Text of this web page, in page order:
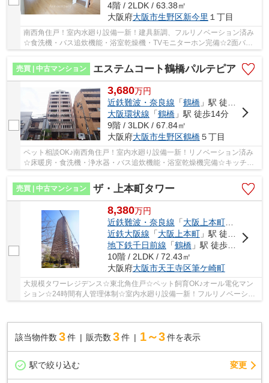
4階 / 2LDK / 63.38㎡
大阪府大阪市生野区新今里 １丁目
南西角住戸！室内水廻り設備一新！建具新調、フルリノベーション済み
☆食洗機・バス追炊機能・浴室乾燥機・TVモニターホン完備☆2面バル
売買 | 中古マンション
エステムコート鶴橋パルテピア
3,680万円
近鉄難波・奈良線 「鶴橋」駅 徒歩12分
大阪環状線 「鶴橋」駅 徒歩14分
9階 / 3LDK / 67.84㎡
大阪府大阪市生野区鶴橋５丁目
ペット相談OK♪南西角住戸！室内水廻り設備一新！リノベーション済み
☆床暖房・食洗機・浄水器・バス追炊機能・浴室乾燥機完備☆キッチ
売買 | 中古マンション
ザ・上本町タワー
8,380万円
近鉄難波・奈良線 「大阪上本町」駅 徒歩9
近鉄大阪線 「大阪上本町」駅 徒歩9分
地下鉄千日前線 「鶴橋」駅 徒歩8分
10階 / 2LDK / 72.43㎡
大阪府大阪市天王寺区筆ケ崎町
大規模タワーレジデンス☆東北角住戸☆ペット飼育OK♪オール電化マン
ション☆24時間有人管理体制☆室内水廻り設備一新！フルリノベーショ
該当物件数 3件 販売数 3 件 1～3 件を表示
駅で絞り込む 変更